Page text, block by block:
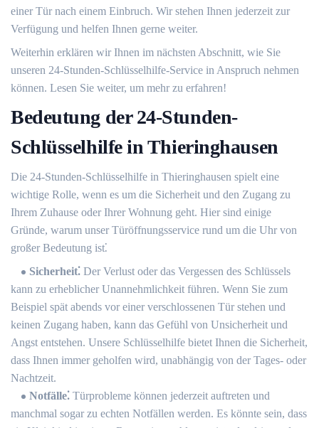
einer Tür nach einem Einbruch.​ Wir stehen Ihnen jederzeit zur
Verfügung und helfen Ihnen gerne weiter.​
Weiterhin erklären wir Ihnen im nächsten Abschnitt, wie Sie
unseren 24-Stunden-Schlüsselhilfe-Service in Anspruch nehmen
können.​ Lesen Sie weiter, um mehr zu erfahren!​
Bedeutung der 24-Stunden-
Schlüsselhilfe in Thieringhausen
Die 24-Stunden-Schlüsselhilfe in Thieringhausen spielt eine
wichtige Rolle, wenn es um die Sicherheit und den Zugang zu
Ihrem Zuhause oder Ihrer Wohnung geht. Hier sind einige
Gründe, warum unser Türöffnungsservice rund um die Uhr von
großer Bedeutung ist⁚
Sicherheit⁚ Der Verlust oder das Vergessen des Schlüssels
kann zu erheblicher Unannehmlichkeit führen.​ Wenn Sie zum
Beispiel spät abends vor einer verschlossenen Tür stehen und
keinen Zugang haben, kann das Gefühl von Unsicherheit und
Angst entstehen.​ Unsere Schlüsselhilfe bietet Ihnen die Sicherheit,
dass Ihnen immer geholfen wird, unabhängig von der Tages- oder
Nachtzeit.
Notfälle⁚ Türprobleme können jederzeit auftreten und
manchmal sogar zu echten Notfällen werden.​ Es könnte sein, dass